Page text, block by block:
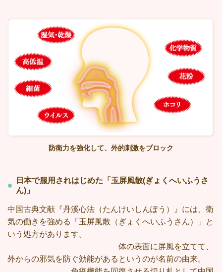
防衛力を強化して、外的刺激をブロック
日本で服用されはじめた「玉屏風散(ぎょくへいふうさ
ん)」
中国古典文献『丹溪心法（たんけいしんぽう）』には、衛
気の働きを強める「玉屏風散（ぎょくへいふうさん）」と
いう処方があります。
体の表面に屏風を立てて、
外からの邪気を防ぐ効能があるというのが名前の由来。